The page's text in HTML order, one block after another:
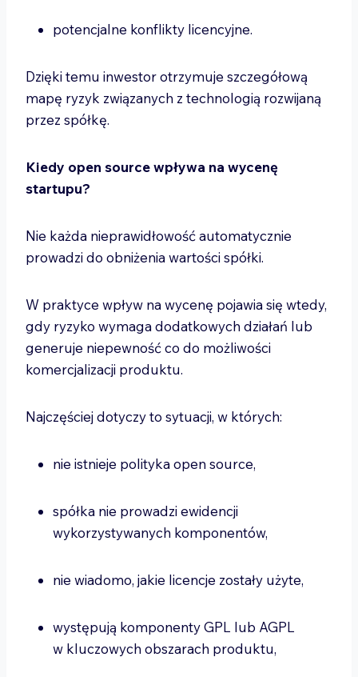
potencjalne konflikty licencyjne.
Dzięki temu inwestor otrzymuje szczegółową
mapę ryzyk związanych z technologią rozwijaną
przez spółkę.
Kiedy open source wpływa na wycenę
startupu?
Nie każda nieprawidłowość automatycznie
prowadzi do obniżenia wartości spółki.
W praktyce wpływ na wycenę pojawia się wtedy,
gdy ryzyko wymaga dodatkowych działań lub
generuje niepewność co do możliwości
komercjalizacji produktu.
Najczęściej dotyczy to sytuacji, w których:
nie istnieje polityka open source,
spółka nie prowadzi ewidencji
wykorzystywanych komponentów,
nie wiadomo, jakie licencje zostały użyte,
występują komponenty GPL lub AGPL
w kluczowych obszarach produktu,